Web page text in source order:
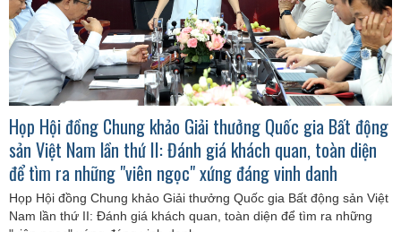
Họp Hội đồng Chung khảo Giải thưởng Quốc gia Bất động
sản Việt Nam lần thứ II: Đánh giá khách quan, toàn diện
để tìm ra những "viên ngọc" xứng đáng vinh danh
Họp Hội đồng Chung khảo Giải thưởng Quốc gia Bất động sản Việt
Nam lần thứ II: Đánh giá khách quan, toàn diện để tìm ra những